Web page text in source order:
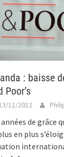
: baisse
Poor’s
11/2012
années de grâce
en plus